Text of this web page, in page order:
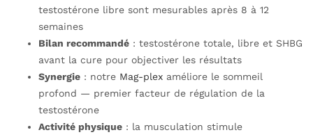
testostérone libre sont mesurables après 8 à 12
semaines
Bilan recommandé : testostérone totale, libre et SHBG
avant la cure pour objectiver les résultats
Synergie : notre Mag-plex améliore le sommeil
profond — premier facteur de régulation de la
testostérone
Activité physique : la musculation stimule